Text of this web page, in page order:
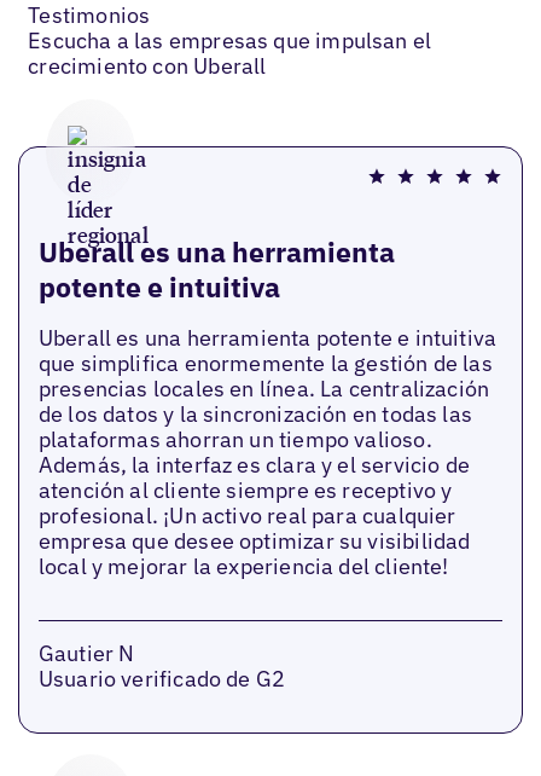
Testimonios
Escucha a las empresas que impulsan el
crecimiento con Uberall
Uberall es una herramienta
potente e intuitiva
Uberall es una herramienta potente e intuitiva
que simplifica enormemente la gestión de las
presencias locales en línea. La centralización
de los datos y la sincronización en todas las
plataformas ahorran un tiempo valioso.
Además, la interfaz es clara y el servicio de
atención al cliente siempre es receptivo y
profesional. ¡Un activo real para cualquier
empresa que desee optimizar su visibilidad
local y mejorar la experiencia del cliente!
Gautier N
Usuario verificado de G2